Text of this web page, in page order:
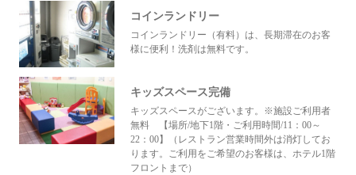
コインランドリー
コインランドリー（有料）は、長期滞在のお客
様に便利！洗剤は無料です。
キッズスペース完備
キッズスペースがございます。※施設ご利用者
無料 【場所/地下1階・ご利用時間/11：00～
22：00】（レストラン営業時間外は消灯してお
ります。ご利用をご希望のお客様は、ホテル1階
フロントまで）